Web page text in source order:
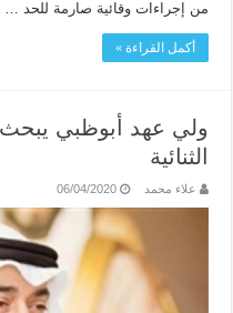
من إجراءات وقائية صارمة للحد …
أكمل القراءة »
ولي عهد أبوظبي يبحث
الثنائية
علاء محمد 06/04/2020